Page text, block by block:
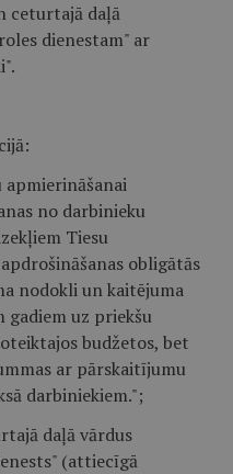
ceturtajā daļā
dienestam" ar
apmierināšanai
no darbinieku
Tiesu
obligātās
nodokli un kaitējuma
uz priekšu
budžetos, bet
ar pārskaitījumu
darbiniekiem.";
daļā vārdus
(attiecīgā